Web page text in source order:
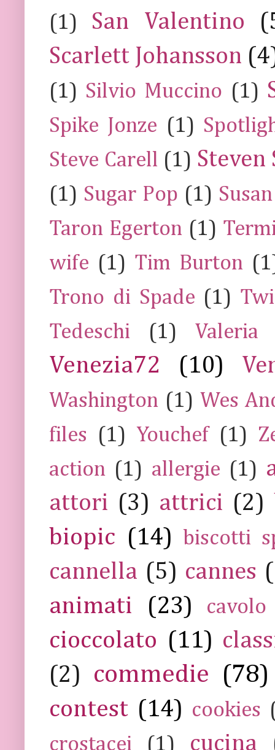
(1)
San Valentino
Scarlett Johansson
(1) Silvio Muccino (1)
Spike Jonze (1)
Steve Carell (1) Steven
(1) Sugar Pop (1)
Taron Egerton (1)
wife (1) Tim Burton
Trono di Spade (1)
Tedeschi
(1) Valeria
Venezia72 (10)
Washington (1) Wes
files
(1) Youchef (1)
action (1) allergie (1)
attori (3) attrici (2)
biopic (14) biscotti
cannella (5) cannes
animati
(23) cavolo
cioccolato (11)
(2)
commedie (78)
contest (14) cookies
crostacei
(1) cucina